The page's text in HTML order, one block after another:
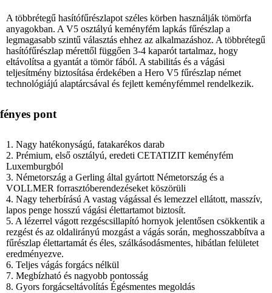
A többrétegű hasítófűrészlapot széles körben használják tömörfa
anyagokban. A V5 osztályú keményfém lapkás fűrészlap a
legmagasabb szintű választás ehhez az alkalmazáshoz. A többrétegű
hasítófűrészlap mérettől függően 3-4 kaparót tartalmaz, hogy
eltávolítsa a gyantát a tömör fából. A stabilitás és a vágási
teljesítmény biztosítása érdekében a Hero V5 fűrészlap német
technológiájú alaptárcsával és fejlett keményfémmel rendelkezik.
fényes pont
1. Nagy hatékonyságú, fatakarékos darab
2. Prémium, első osztályú, eredeti CETATIZIT keményfém
Luxemburgból
3. Németország a Gerling által gyártott Németország és a
VOLLMER forrasztóberendezéseket köszörüli
4. Nagy teherbírású A vastag vágással és lemezzel ellátott, masszív,
lapos penge hosszú vágási élettartamot biztosít.
5. A lézerrel vágott rezgéscsillapító hornyok jelentősen csökkentik a
rezgést és az oldalirányú mozgást a vágás során, meghosszabbítva a
fűrészlap élettartamát és éles, szálkásodásmentes, hibátlan felületet
eredményezve.
6. Teljes vágás forgács nélkül
7. Megbízható és nagyobb pontosság
8. Gyors forgácseltávolítás Égésmentes megoldás